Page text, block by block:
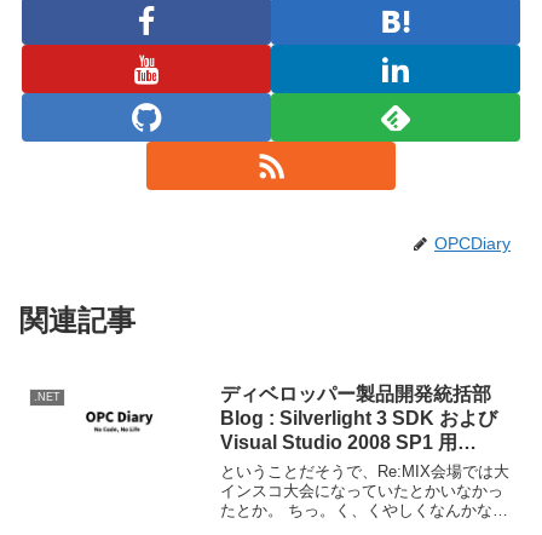
OPCDiary
関連記事
.NET
ディベロッパー製品開発統括部
Blog : Silverlight 3 SDK および
Visual Studio 2008 SP1 用
Silverlight 3 Tools 日本語版をリ
リースしました
ということだそうで、Re:MIX会場では大
インスコ大会になっていたとかいなかっ
たとか。 ちっ。く、くやしくなんかない